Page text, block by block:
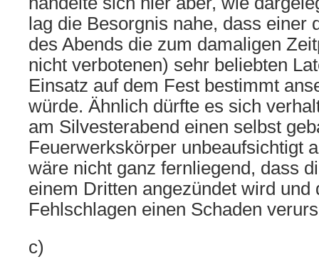
lag die Besorgnis nahe, dass einer
des Abends die zum damaligen
nicht verbotenen) sehr beliebten
Einsatz auf dem Fest bestimmt
würde. Ähnlich dürfte es sich
am Silvesterabend einen selbst
Feuerwerkskörper unbeaufsichtigt
wäre nicht ganz fernliegend, dass
einem Dritten angezündet wird und
Fehlschlagen einen Schaden
c)